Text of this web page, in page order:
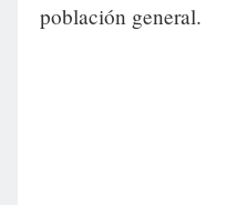
población general.